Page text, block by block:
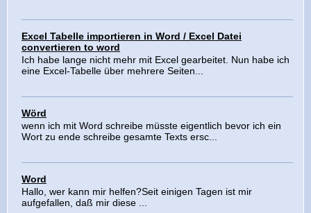
Excel Tabelle importieren in Word / Excel Datei
convertieren to word
Ich habe lange nicht mehr mit Excel gearbeitet. Nun habe ich
eine Excel-Tabelle über mehrere Seiten...
Wörd
wenn ich mit Word schreibe müsste eigentlich bevor ich ein
Wort zu ende schreibe gesamte Texts ersc...
Word
Hallo, wer kann mir helfen?Seit einigen Tagen ist mir
aufgefallen, daß mir diese ...